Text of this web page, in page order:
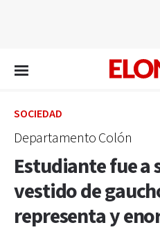
SOCIEDAD
Departamento Colón
Estudiante fue a
vestido de
representa y